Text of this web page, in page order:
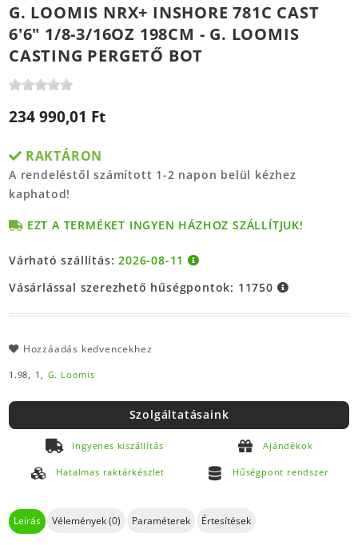
G. LOOMIS NRX+ INSHORE 781C CAST
6'6" 1/8-3/16OZ 198CM - G. LOOMIS
CASTING PERGETŐ BOT
234 990,01 Ft
RAKTÁRON
A rendeléstől számított 1-2 napon belül kézhez
kaphatod!
EZT A TERMÉKET INGYEN HÁZHOZ SZÁLLÍTJUK!
Várható szállítás:2026-08-11
Vásárlással szerezhető hűségpontok: 11750
Hozzáadás kedvencekhez
1.98, 1, G. Loomis
Szolgáltatásaink
Ingyenes kiszállítás Ajándékok
Hatalmas raktárkészlet Hűségpont rendszer
Leírás Vélemények (0) Paraméterek Értesítések